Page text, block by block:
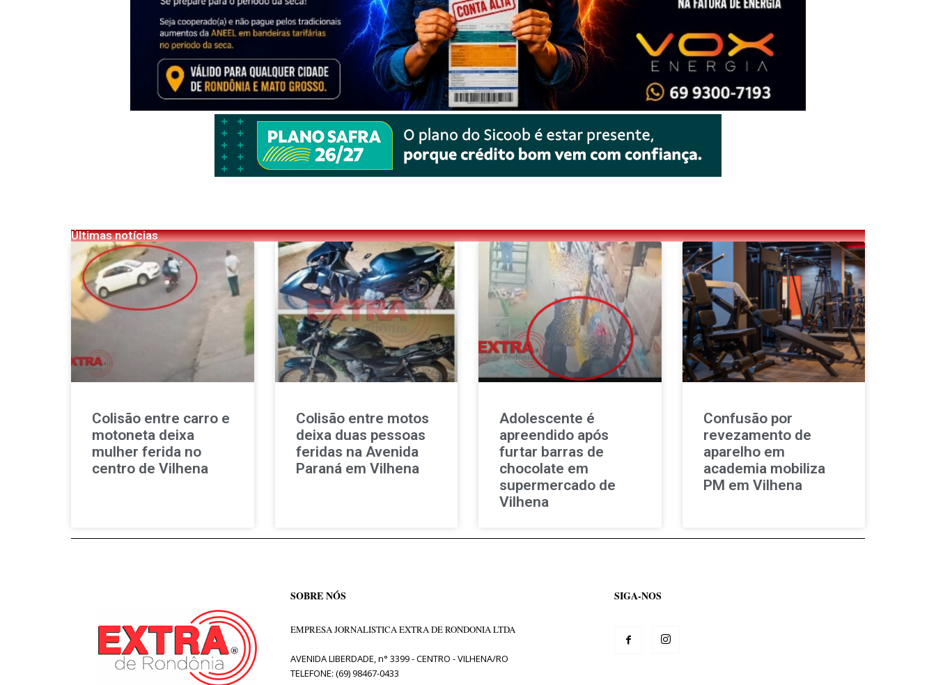
Últimas notícias
Colisão entre carro e
motoneta deixa
mulher ferida no
centro de Vilhena
Colisão entre motos
deixa duas pessoas
feridas na Avenida
Paraná em Vilhena
Adolescente é
apreendido após
furtar barras de
chocolate em
supermercado de
Vilhena
Confusão por
revezamento de
aparelho em
academia mobiliza
PM em Vilhena
SOBRE NÓS
EMPRESA JORNALISTICA EXTRA DE RONDONIA LTDA
AVENIDA LIBERDADE, n° 3399 - CENTRO - VILHENA/RO
TELEFONE: (69) 98467-0433
SIGA-NOS